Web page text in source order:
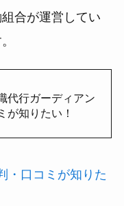
合が運営してい
代行ガーディアン
が知りたい！
・口コミが知りた